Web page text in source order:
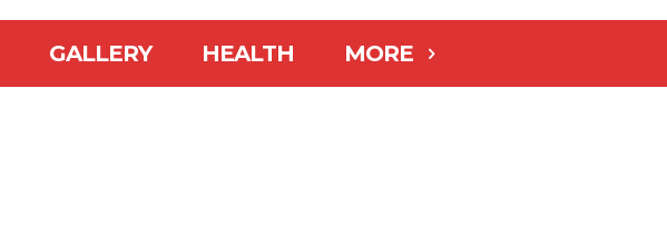
GALLERY HEALTH MORE